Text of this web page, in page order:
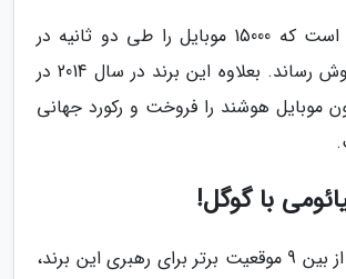
شیائومی برندی است که 15000 موبایل را طی دو ثانیه در
کشور هند به فروش رساند. بعلاوه این برند در سال 2014 در
2.1 میلیون موبایل هوشند را فروخت و رکورد جهانی
آیا می دانستید از بین 9 موقعیت برتر برای رهبری این برند،